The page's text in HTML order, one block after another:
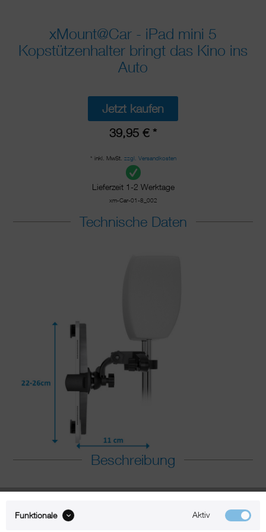
xMount@Car - iPad mini 5
Kopstützenhalter bringt das Kino ins
Auto
Jetzt kaufen
39,95 € *
* inkl. MwSt. zzgl. Versandkosten
Lieferzeit 1-2 Werktage
xm-Car-01-8_002
Technische Daten
Beschreibung
xMount@Car - iPad mini 5
Kopfstützenhalter bringt das Kino ins
Funktionale Aktiv